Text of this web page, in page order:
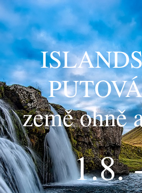
země ohně
1.8.